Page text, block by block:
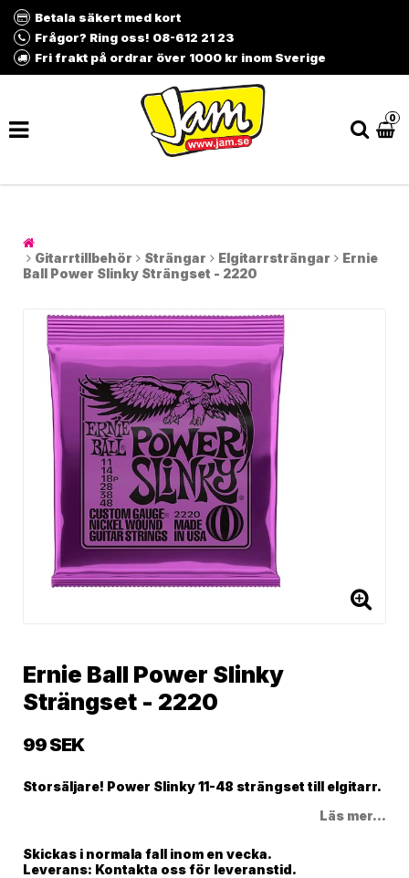
Betala säkert med kort
Frågor? Ring oss! 08-612 21 23
Fri frakt på ordrar över 1000 kr inom Sverige
0
Gitarrtillbehör Strängar Elgitarrsträngar
Ernie
Ball Power Slinky Strängset - 2220
Ernie Ball Power Slinky
Strängset - 2220
99 SEK
Storsäljare! Power Slinky 11-48 strängset till elgitarr.
Läs mer...
Skickas i normala fall inom en vecka.
Leverans: Kontakta oss för leveranstid.